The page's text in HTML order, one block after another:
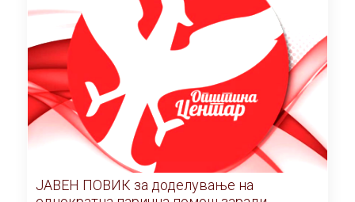
ЈАВЕН ПОВИК за доделување на